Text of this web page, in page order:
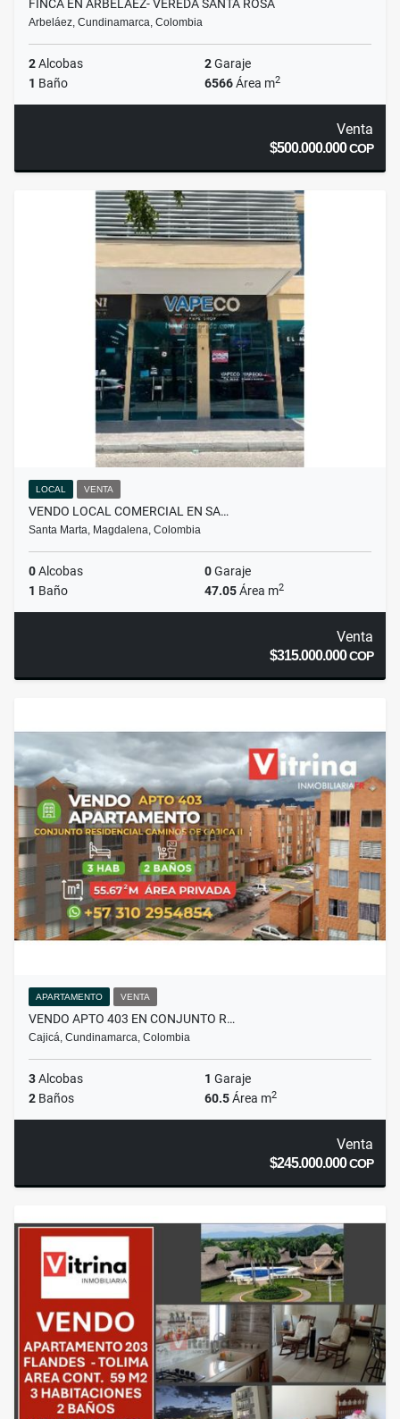
FINCA EN ARBELÁEZ- VEREDA SANTA ROSA
Arbeláez, Cundinamarca, Colombia
2Alcobas 2Garaje
1 Baño 6566Área m2
Venta
$500.000.000COP
LOCAL VENTA
VENDO LOCAL COMERCIAL EN SA…
Santa Marta, Magdalena, Colombia
0Alcobas 0Garaje
1 Baño 47.05Área m2
Venta
$315.000.000COP
APARTAMENTO VENTA
VENDO APTO 403 EN CONJUNTO R…
Cajicá, Cundinamarca, Colombia
3Alcobas 1 Garaje
2 Baños 60.5Área m2
Venta
$245.000.000COP